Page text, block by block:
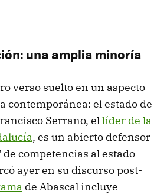
una amplia minoría
verso suelto en un aspecto
contemporánea: el estado de
Serrano, el líder de la
, es un abierto defensor
competencias al estado
ayer en su discurso post-
de Abascal incluye